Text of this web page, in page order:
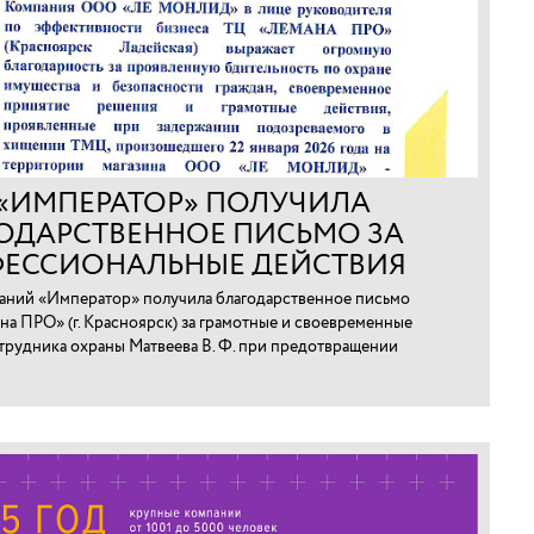
ПОЛУЧИЛА
ПИСЬМО ЗА
ДЕЙСТВИЯ
В КРАСНОЯРСКЕ
«Император» получила благодарственное письмо
ПРО» (г. Красноярск) за грамотные и своевременные
охраны Матвеева В. Ф. при предотвращении